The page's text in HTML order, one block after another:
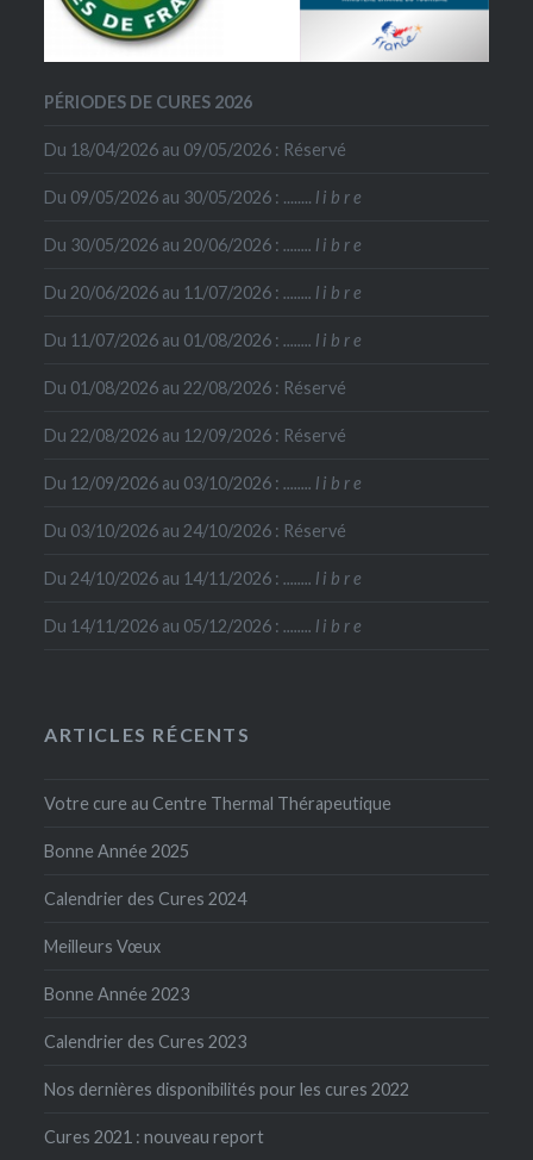
PÉRIODES DE CURES 2026
Du 18/04/2026 au 09/05/2026 : Réservé
Du 09/05/2026 au 30/05/2026 : ........ l i b r e
Du 30/05/2026 au 20/06/2026 :........ l i b r e
Du 20/06/2026 au 11/07/2026 :........ l i b r e
Du 11/07/2026 au 01/08/2026 :........ l i b r e
Du 01/08/2026 au 22/08/2026 : Réservé
Du 22/08/2026 au 12/09/2026 : Réservé
Du 12/09/2026 au 03/10/2026 :........ l i b r e
Du 03/10/2026 au 24/10/2026 : Réservé
Du 24/10/2026 au 14/11/2026 :........ l i b r e
Du 14/11/2026 au 05/12/2026 :........ l i b r e
ARTICLES RÉCENTS
Votre cure au Centre Thermal Thérapeutique
Bonne Année 2025
Calendrier des Cures 2024
Meilleurs Vœux
Bonne Année 2023
Calendrier des Cures 2023
Nos dernières disponibilités pour les cures 2022
Cures 2021 : nouveau report